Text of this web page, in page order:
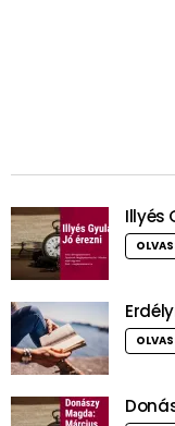
Illyés